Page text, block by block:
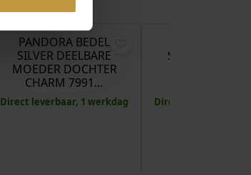
PANDORA BEDEL
SILVER DEELBARE
MOEDER DOCHTER
CHARM 7991…
Direct leverbaar, 1 werkdag
SILVER
Direct leverbaar, 1